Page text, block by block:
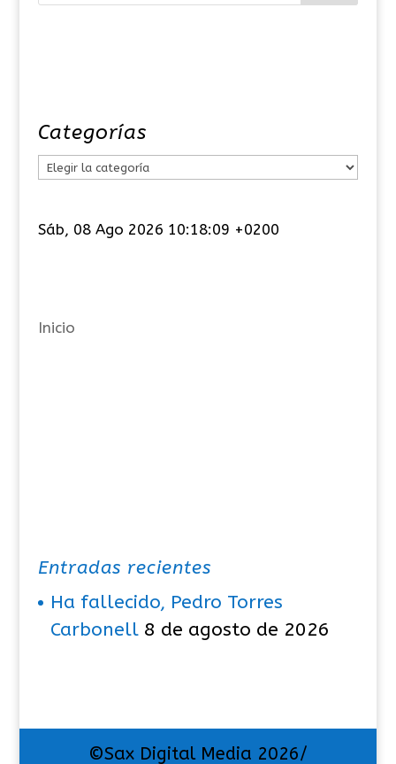
Categorías
e
í
Sáb, 08 Ago 2026 10:18:09 +0200
Inicio
Entradas recientes
Ha fallecido, Pedro Torres
Carbonell 8 de agosto de 2026
©Sax Digital Media 2026/